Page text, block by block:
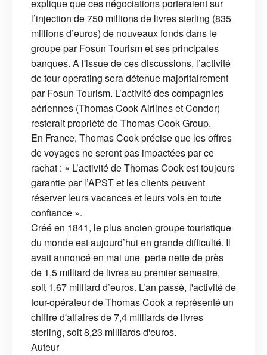
explique que ces négociations porteraient sur
l’injection de 750 millions de livres sterling (835
millions d’euros) de nouveaux fonds dans le
groupe par Fosun Tourism et ses principales
banques. A l'issue de ces discussions, l’activité
de tour operating sera détenue majoritairement
par Fosun Tourism. L’activité des compagnies
aériennes (Thomas Cook Airlines et Condor)
resterait propriété de Thomas Cook Group.
En France, Thomas Cook précise que les offres
de voyages ne seront pas impactées par ce
rachat : « L’activité de Thomas Cook est toujours
garantie par l’APST et les clients peuvent
réserver leurs vacances et leurs vols en toute
confiance ».
Créé en 1841, le plus ancien groupe touristique
du monde est aujourd’hui en grande difficulté. Il
avait annoncé en mai une perte nette de près
de 1,5 milliard de livres au premier semestre,
soit 1,67 milliard d’euros. L’an passé, l'activité de
tour-opérateur de Thomas Cook a représenté un
chiffre d'affaires de 7,4 milliards de livres
sterling, soit 8,23 milliards d'euros.
Auteur